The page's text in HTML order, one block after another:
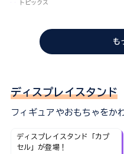
トピックス
も
ディスプレイスタンド
フィギュアやおもちゃをか
ディスプレイスタンド「カプ
セル」が登場！